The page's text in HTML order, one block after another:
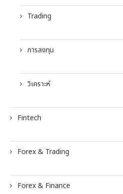
Trading
การลงทุน
วิเคราะห์
Fintech
Forex & Trading
Forex & Finance